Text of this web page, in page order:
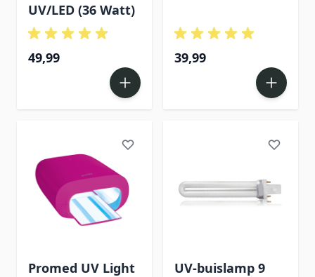
UV/LED (36 Watt)
49,99 39,99
Promed UV Light
UV-buislamp 9